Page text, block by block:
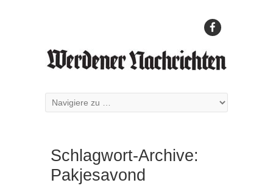
Schlagwort-Archive:
Pakjesavond